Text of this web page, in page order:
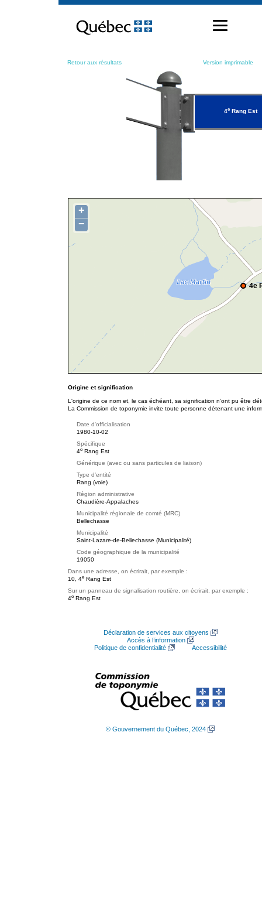
contenu
Retour aux résultats Version imprimable
4eRang Est
4e
+
−
Origine et signification
L'origine de ce nom et, le cas échéant, sa signification n’ont pu être
La Commission de toponymie invite toute personne détenant une
Date d'officialisation
1980-10-02
Spécifique
4e Rang Est
Générique (avec ou sans particules de liaison)
Type d'entité
Rang (voie)
Région administrative
Chaudière-Appalaches
Municipalité régionale de comté (MRC)
Bellechasse
Municipalité
Saint-Lazare-de-Bellechasse (Municipalité)
Code géographique de la municipalité
19050
Dans une adresse, on écrirait, par exemple :
10, 4e Rang Est
Sur un panneau de signalisation routière, on écrirait, par exemple :
4e Rang Est
Déclaration de services aux citoyens
Accès à l’information
Politique de confidentialité
Accessibilité
© Gouvernement du Québec, 2024